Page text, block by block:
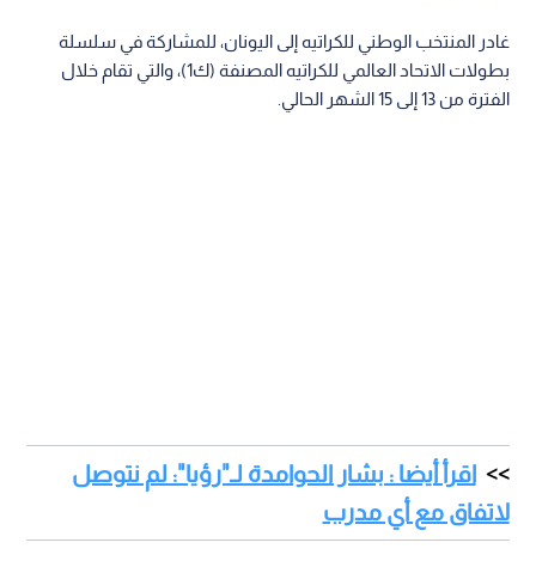
غادر المنتخب الوطني للكراتيه إلى اليونان، للمشاركة في سلسلة
بطولات الاتحاد العالمي للكراتيه المصنفة (ك1)، والتي تقام خلال
الفترة من 13 إلى 15 الشهر الحالي.
اقرأ أيضا : بشار الحوامدة لـ"رؤيا": لم نتوصل
لاتفاق مع أي مدرب